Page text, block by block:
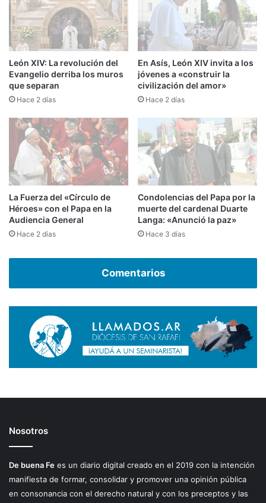
León XIV: La revolución del
Evangelio derriba los muros
que separan
Hace 2 días
En Asís, León XIV invita a los
jóvenes a «construir la
civilización del amor»
Hace 2 días
La Fuerza del «Círculo de
Héroes» con el Papa en la
Audiencia General
Hace 2 días
Condolencias del Papa por la
muerte del cardenal Duarte
Langa: «Anunció la paz»
Hace 3 días
Comentarios
Nosotros
De buena Fe es un diario digital creado en el 2019 con la intención
manifiesta de formar, consolidar y promover una opinión pública
en consonancia con el derecho natural y con los preceptos y las